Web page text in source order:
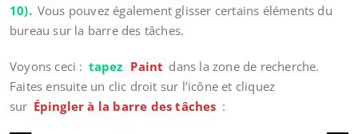
10). Vous pouvez également glisser certains éléments du
bureau sur la barre des tâches.
Voyons ceci : tapez Paint dans la zone de recherche.
Faites ensuite un clic droit sur l’icône et cliquez
sur Épingler à la barre des tâches :